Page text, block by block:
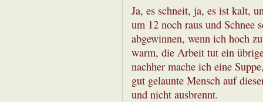
Ja, es schneit, ja, es ist kalt,
um 12 noch raus und Schnee
abgewinnen, wenn ich hoch
warm, die Arbeit tut ein
nachher mache ich eine
gut gelaunte Mensch auf
und nicht ausbrennt.